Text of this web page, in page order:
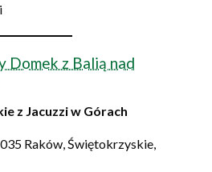
Domek z Balią nad
z Jacuzzi w Górach
Raków, Świętokrzyskie,